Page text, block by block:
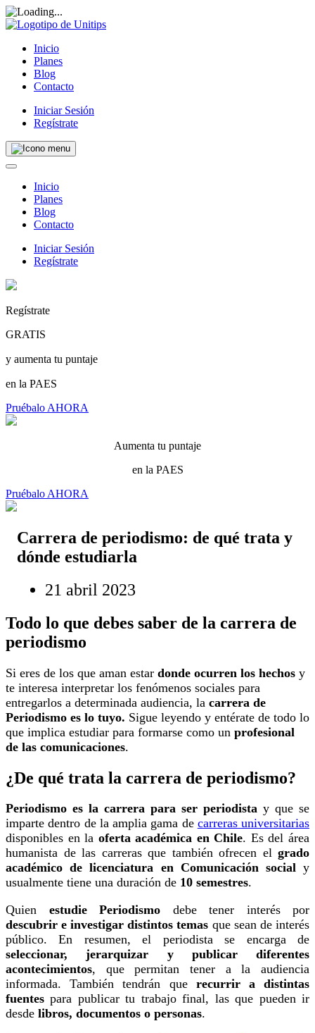
Inicio
Planes
Blog
Contacto
Iniciar Sesión
Regístrate
Inicio
Planes
Blog
Contacto
Iniciar Sesión
Regístrate
Regístrate
GRATIS
y aumenta tu puntaje
en la PAES
Pruébalo AHORA
Aumenta tu puntaje
en la PAES
Pruébalo AHORA
Carrera de periodismo: de qué trata y
dónde estudiarla
21 abril 2023
Todo lo que debes saber de la carrera de
periodismo
Si eres de los que aman estar donde ocurren los hechos y
te interesa interpretar los fenómenos sociales para
entregarlos a determinada audiencia, la carrera de
Periodismo es lo tuyo. Sigue leyendo y entérate de todo lo
que implica estudiar para formarse como un profesional
de las comunicaciones.
¿De qué trata la carrera de periodismo?
Periodismo es la carrera para ser periodista y que se
imparte dentro de la amplia gama de carreras universitarias
disponibles en la oferta académica en Chile. Es del área
humanista de las carreras que también ofrecen el grado
académico de licenciatura en Comunicación socialy
usualmente tiene una duración de 10 semestres.
Quien estudie Periodismo debe tener interés por
descubrir e investigar distintos temas que sean de interés
público. En resumen, el periodista se encarga de
seleccionar, jerarquizar y publicar diferentes
acontecimientos, que permitan tener a la audiencia
informada. También tendrán que recurrir a distintas
fuentes para publicar tu trabajo final, las que pueden ir
desde libros, documentos o personas.